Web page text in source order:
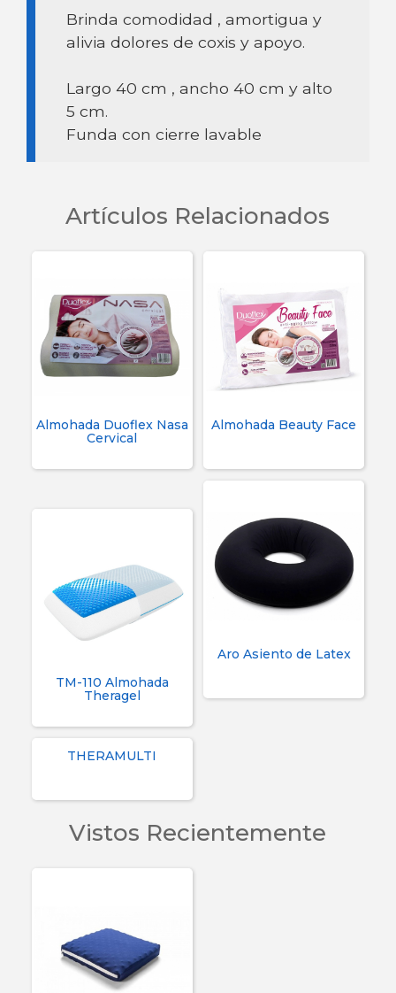
Brinda comodidad , amortigua y
alivia dolores de coxis y apoyo.
Largo 40 cm , ancho 40 cm y alto
5 cm.
Funda con cierre lavable
Artículos Relacionados
Almohada Duoflex Nasa
Cervical
Almohada Beauty Face
TM-110 Almohada
Theragel
Aro Asiento de Latex
THERAMULTI
Vistos Recientemente